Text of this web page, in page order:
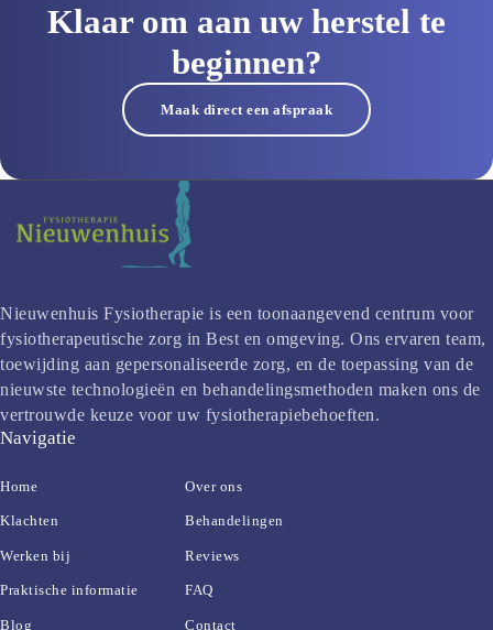
Klaar om aan uw herstel te
beginnen?
Maak direct een afspraak
Nieuwenhuis Fysiotherapie is een toonaangevend centrum voor
fysiotherapeutische zorg in Best en omgeving. Ons ervaren team,
toewijding aan gepersonaliseerde zorg, en de toepassing van de
nieuwste technologieën en behandelingsmethoden maken ons de
vertrouwde keuze voor uw fysiotherapiebehoeften.
Navigatie
Home Over ons
Klachten Behandelingen
Werken bij Reviews
Praktische informatie FAQ
Blog Contact